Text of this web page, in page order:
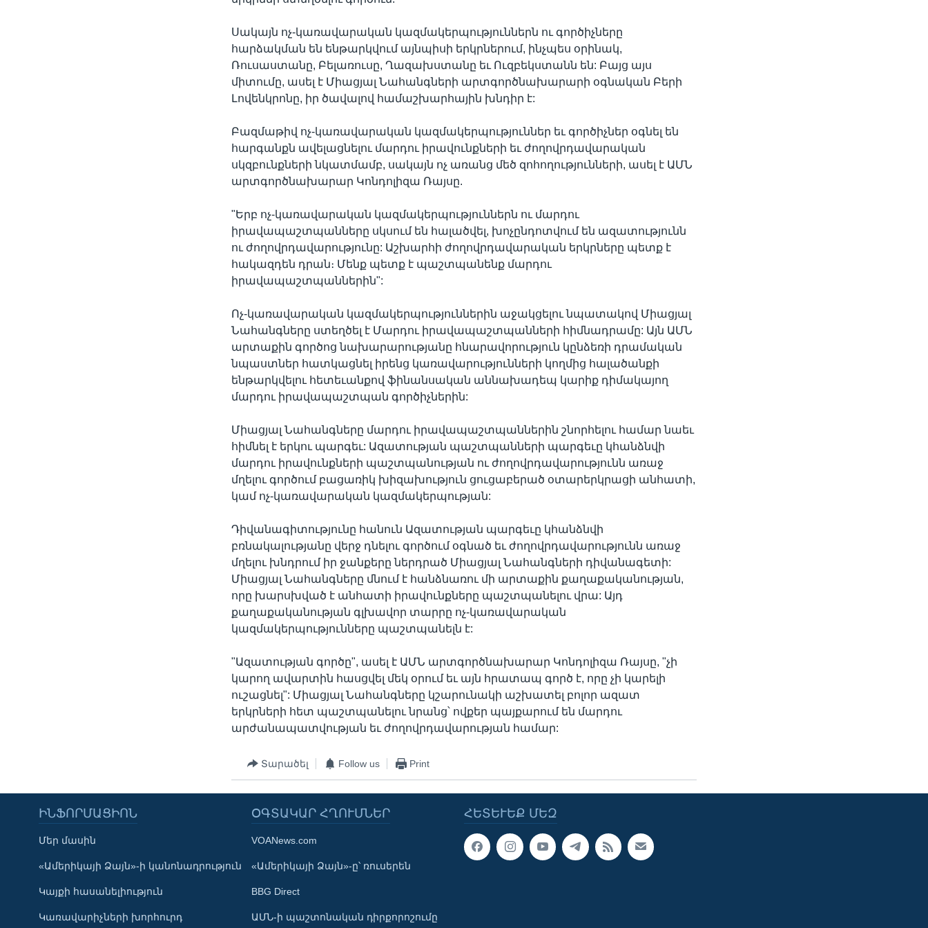
Learning English
ՀԵՏԵՒԵՔ ՄԵԶ
Սակայն ոչ-կառավարական կազմակերպություններն ու գործիչները
հարձակման են ենթարկվում այնպիսի երկրներում, ինչպես օրինակ,
Ռուսաստանը, Բելառուսը, Ղազախստանը եւ Ուզբեկստանն են: Բայց այս
միտումը, ասել է Միացյալ Նահանգների արտգործնախարարի օգնական Բերի
Լովենկրոնը, իր ծավալով համաշխարհային խնդիր է:
Բազմաթիվ ոչ-կառավարական կազմակերպություններ եւ գործիչներ օգնել են
հարգանքն ավելացնելու մարդու իրավունքների եւ ժողովրդավարական
սկզբունքների նկատմամբ, սակայն ոչ առանց մեծ զոհողությունների, ասել է ԱՄՆ
արտգործնախարար Կոնդոլիզա Ռայսը.
"Երբ ոչ-կառավարական կազմակերպություններն ու մարդու
իրավապաշտպանները սկսում են հալածվել, խոչընդոտվում են ազատությունն
ու ժողովրդավարությունը: Աշխարհի ժողովրդավարական երկրները պետք է
հակազդեն դրան։ Մենք պետք է պաշտպանենք մարդու
իրավապաշտպաններին":
Ոչ-կառավարական կազմակերպություններին աջակցելու նպատակով Միացյալ
Նահանգները ստեղծել է Մարդու իրավապաշտպանների հիմնադրամը: Այն ԱՄՆ
արտաքին գործոց նախարարությանը հնարավորություն կընձեռի դրամական
նպաստներ հատկացնել իրենց կառավարությունների կողմից հալածանքի
ենթարկվելու հետեւանքով ֆինանսական աննախադեպ կարիք դիմակայող
մարդու իրավապաշտպան գործիչներին:
Միացյալ Նահանգները մարդու իրավապաշտպաններին շնորհելու համար նաեւ
հիմնել է երկու պարգեւ: Ազատության պաշտպանների պարգեւը կհանձնվի
մարդու իրավունքների պաշտպանության ու ժողովրդավարությունն առաջ
մղելու գործում բացառիկ խիզախություն ցուցաբերած օտարերկրացի անհատի,
կամ ոչ-կառավարական կազմակերպության:
Դիվանագիտությունը հանուն Ազատության պարգեւը կհանձնվի
բռնակալությանը վերջ դնելու գործում օգնած եւ ժողովրդավարությունն առաջ
մղելու խնդրում իր ջանքերը ներդրած Միացյալ Նահանգների դիվանագետի:
Միացյալ Նահանգները մնում է հանձնառու մի արտաքին քաղաքականության,
որը խարսխված է անհատի իրավունքները պաշտպանելու վրա: Այդ
քաղաքականության գլխավոր տարրը ոչ-կառավարական
կազմակերպությունները պաշտպանելն է:
"Ազատության գործը", ասել է ԱՄՆ արտգործնախարար Կոնդոլիզա Ռայսը, "չի
կարող ավարտին հասցվել մեկ օրում եւ այն հրատապ գործ է, որը չի կարելի
ուշացնել": Միացյալ Նահանգները կշարունակի աշխատել բոլոր ազատ
երկրների հետ պաշտպանելու նրանց՝ ովքեր պայքարում են մարդու
արժանապատվության եւ ժողովրդավարության համար:
Տարածել Follow us Print
ՀԵՏԵՒԵՔ ՄԵԶ
ԻՆՖՈՐՄԱՑԻՈՆ
Մեր մասին
«Ամերիկայի Ձայն»-ի կանոնադրություն
Կայքի հասանելիություն
Կառավարիչների խորհուրդ
ՕԳՏԱԿԱՐ ՀՂՈՒՄՆԵՐ
VOANews.com
«Ամերիկայի Ձայն»-ը՝ ռուսերեն
BBG Direct
ԱՄՆ-ի պաշտոնական դիրքորոշումը